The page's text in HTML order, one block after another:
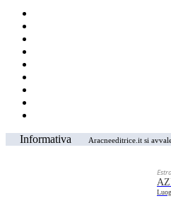
Informativa Aracneeditrice.it si